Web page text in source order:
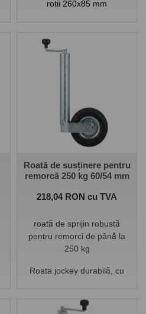
roții 260x85 mm
Roată de susținere pentru
remorcă 250 kg 60/54 mm
Pret
218,04 RON cu TVA
roată de sprijin robustă
pentru remorci de până la
250 kg
Roata jockey durabilă, cu
ideală pentru o manevrare